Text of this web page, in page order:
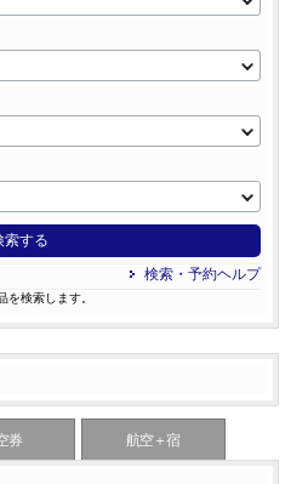
索する
検索・予約ヘルプ
検索します。
券 航空＋宿